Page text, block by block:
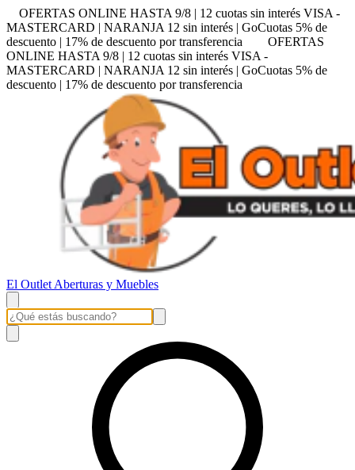
OFERTAS ONLINE HASTA 9/8 | 12 cuotas sin interés VISA -
MASTERCARD | NARANJA 12 sin interés | GoCuotas 5% de
descuento | 17% de descuento por transferencia
OFERTAS
ONLINE HASTA 9/8 | 12 cuotas sin interés VISA -
MASTERCARD | NARANJA 12 sin interés | GoCuotas 5% de
descuento | 17% de descuento por transferencia
El Outlet Aberturas y Muebles